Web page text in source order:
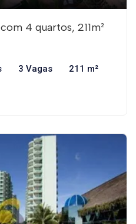
4 quartos, 211m²
3 Vagas 211 m²